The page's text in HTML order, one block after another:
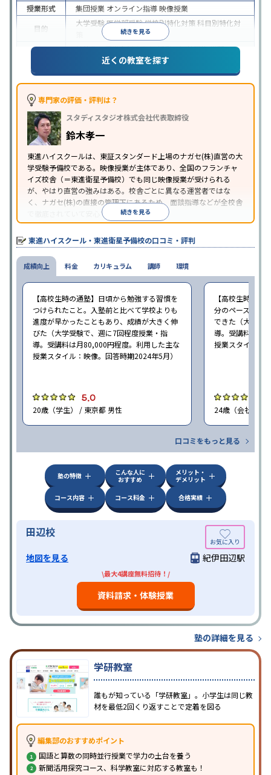
続きを見る
授業形式
集団授業 オンライン指導映像授業
目的
大学受験医学部受験学校別特化対策科目別特化対
特待生・奨学金制度あり授業の振替可能学習に
PC・タブレットを利用1科目から受講可能
習のみの受講可
※2024年6月調査。大学受験塾・予備校のアンケート調査方法を参照
近くの教室を探す
専門家の評価・評判は？
スタディスタジオ株式会社代表取締役
鈴木孝一
東進ハイスクールは、東証スタンダード上場のナガセ(株)直営の大
学受験予備校である。映像授業が主体であり、全国のフランチャ
イズ校舎（＝東進衛星予備校）でも同じ映像授業が受けられる
が、やはり直営の強みはある。校舎ごとに異なる運営者ではな
く、ナガセ(株)の直接の管理下にあるため、面談指導などが全校舎
で徹底されていて安心できる。
東進衛星予備校は、運営会社により指導方針や校舎のルールが異
なる。体験授業では、授業のみで判断するのではなく、担当者や
校舎雰囲気、校舎での合格実績などを確認すると良いだろう。
続きを見る
東進ハイスクール・東進衛星予備校の口コミ・評判
成績向上
【高校生時の通塾】日頃から勉強する習慣を
つけられたこと。入塾前と比べて学校よりも
進度が早かったこともあり、成績が大きく伸
びた（大学受験で、週に7回程度授業・指
導。受講料は月80,000円程度。利用した主な
授業スタイル：映像。回答時期2024年5月）
5.0
20歳（学生） / 東京都 男性
【高校生時の通
分のペースで進
できた（大学受
導。受講料は月
授業スタイル：
24歳（会社員<
口コミをもっと見る
料金 カリキュラム 講師 環境
塾の特徴
こんな人に
おすすめ
メリット・
デメリット
コース内容
コース料金 合格実績
田辺校
地図を見る 紀伊田辺駅
\最大4講座無料招待！/
資料請求・体験授業
塾の詳細を見る
学研教室
誰もが知っている「学研教室」。小学生は同じ教
材を最低2回くり返すことで定着を図る
編集部のおすすめポイント
国語と算数の同時並行授業で学力の土台を養う
新聞活用探究コース、科学教室に対応する教室も！